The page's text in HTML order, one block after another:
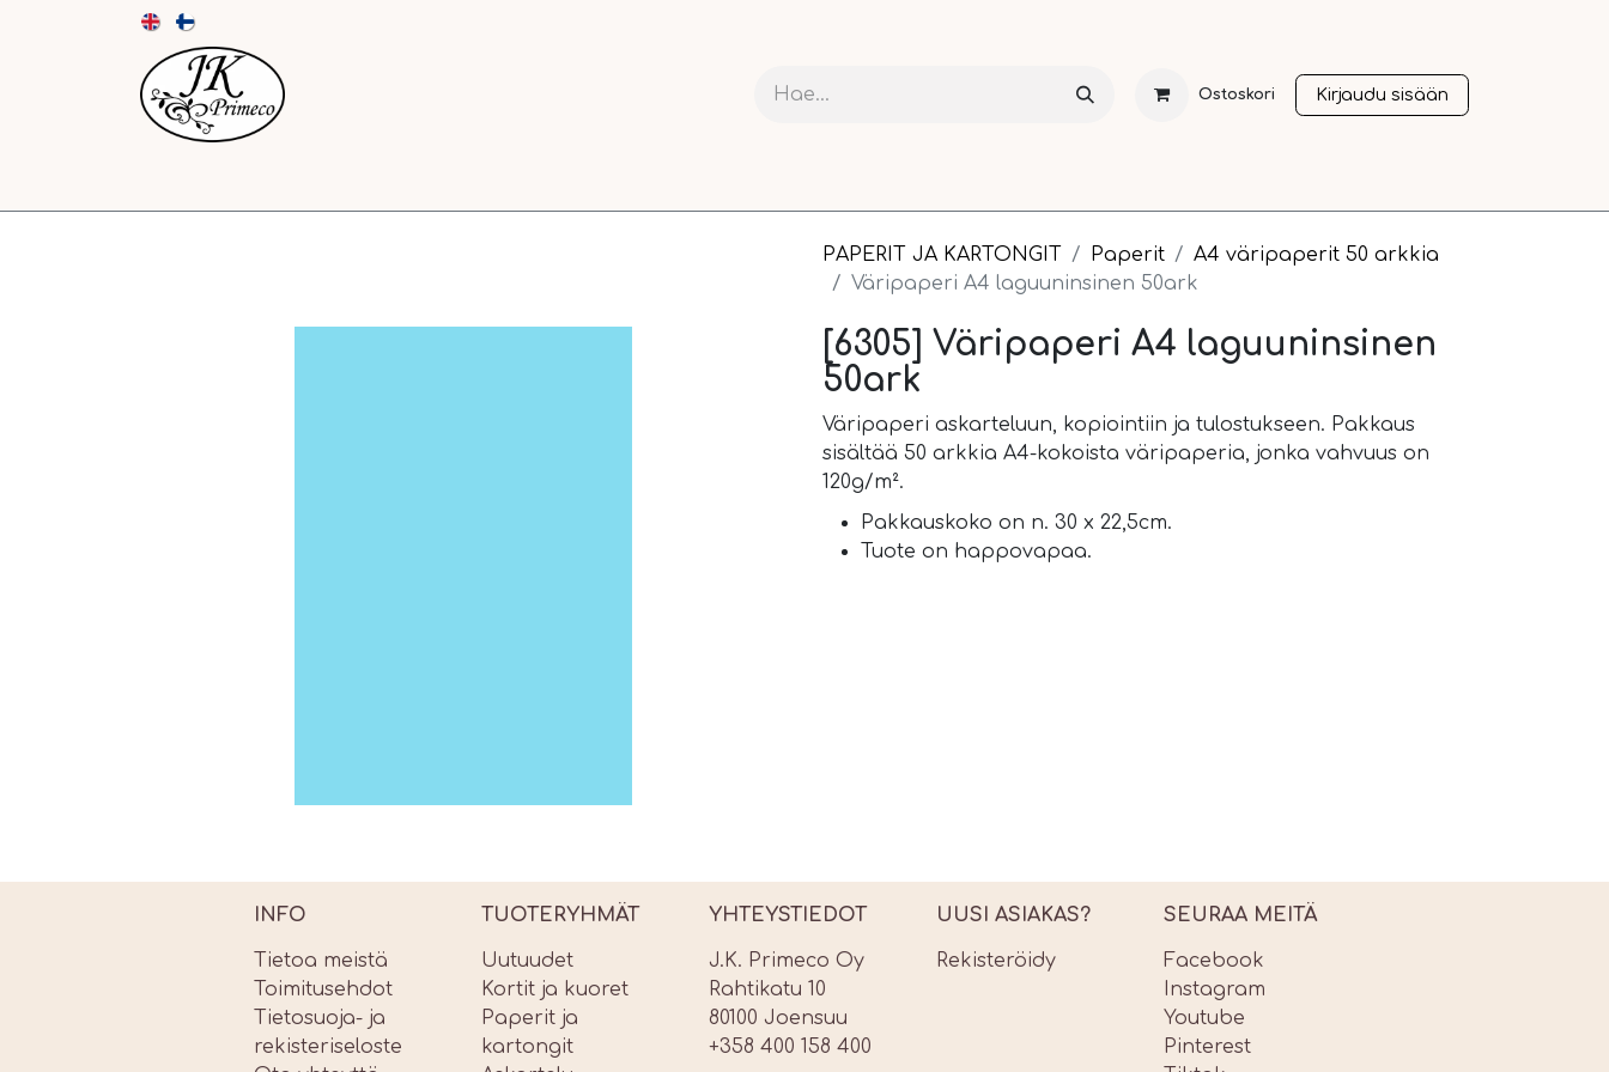
Ostoskori Kirjaudu sisään
PAPERIT JA KARTONGIT Paperit
A4 väripaperit 50 arkkia
Väripaperi A4 laguuninsinen 50ark
[6305] Väripaperi A4 laguuninsinen
50ark
Väripaperi askarteluun, kopiointiin ja tulostukseen. Pakkaus
sisältää 50 arkkia A4-kokoista väripaperia, jonka vahvuus on
120g/m².
Pakkauskoko on n. 30 x 22,5cm.
Tuote on happovapaa.
INFO
Tietoa meistä
Toimitusehdot
Tietosuoja- ja
rekisteriseloste
TUOTERYHMÄT
Uutuudet
Kortit ja kuoret
Paperit ja
kartongit
YHTEYSTIEDOT
J.K. Primeco Oy
Rahtikatu 10
80100 Joensuu
+358 400 158 400
UUSI ASIAKAS?
Rekisteröidy
SEURAA MEITÄ
Facebook
Instagram
Youtube
Pinterest